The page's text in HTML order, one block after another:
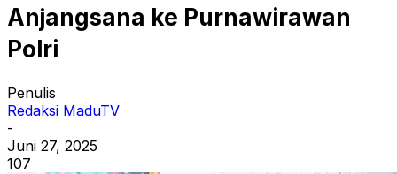
Anjangsana ke Purnawirawan
Polri
Penulis
Redaksi MaduTV
-
Juni 27, 2025
107